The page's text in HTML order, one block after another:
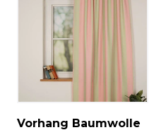
Vorhang Baumwolle